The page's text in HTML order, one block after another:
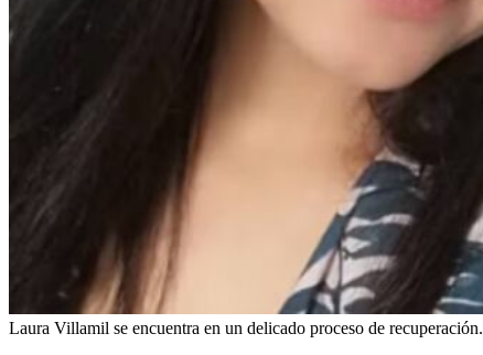
Laura Villamil se encuentra en un delicado proceso de recuperación.